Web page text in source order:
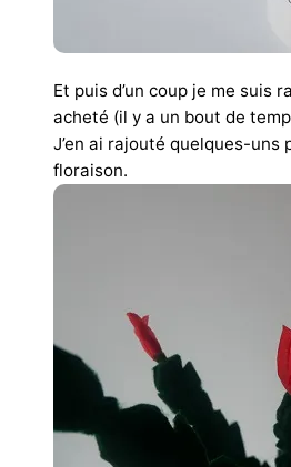
Et puis d’un coup je me suis
acheté (il y a un bout de
J’en ai rajouté quelques-uns
floraison.